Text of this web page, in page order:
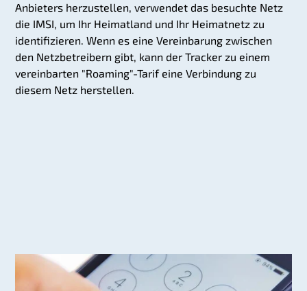
Anbieters herzustellen, verwendet das besuchte Netz
die IMSI, um Ihr Heimatland und Ihr Heimatnetz zu
identifizieren. Wenn es eine Vereinbarung zwischen
den Netzbetreibern gibt, kann der Tracker zu einem
vereinbarten "Roaming"-Tarif eine Verbindung zu
diesem Netz herstellen.